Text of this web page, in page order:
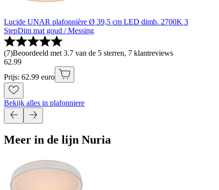
Lucide UNAR plafonnière Ø 39,5 cm LED dimb. 2700K 3
StepDim mat goud / Messing
(7)Beoordeeld met 3.7 van de 5 sterren, 7 klantreviews
62.99
Prijs: 62.99 euro
Bekijk alles in plafonniere
Meer in de lijn Nuria